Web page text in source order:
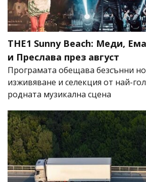
THE1 Sunny Beach: Меди,
и Преслава през август
Програмата обещава безсънни
изживяване и селекция от най-
родната музикална сцена